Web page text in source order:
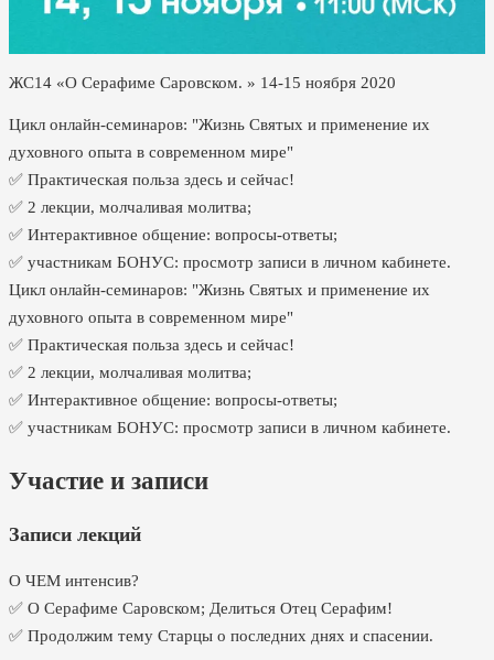
ЖС14 «О Серафиме Саровском. » 14-15 ноября 2020
Цикл онлайн-семинаров: "Жизнь Святых и применение их
духовного опыта в современном мире"
✅ Практическая польза здесь и сейчас!
✅ 2 лекции, молчаливая молитва;
✅ Интерактивное общение: вопросы-ответы;
✅ участникам БОНУС: просмотр записи в личном кабинете.
Цикл онлайн-семинаров: "Жизнь Святых и применение их
духовного опыта в современном мире"
✅ Практическая польза здесь и сейчас!
✅ 2 лекции, молчаливая молитва;
✅ Интерактивное общение: вопросы-ответы;
✅ участникам БОНУС: просмотр записи в личном кабинете.
Участие и записи
Записи лекций
О ЧЕМ интенсив?
✅ О Серафиме Саровском; Делиться Отец Серафим!
✅ Продолжим тему Старцы о последних днях и спасении.